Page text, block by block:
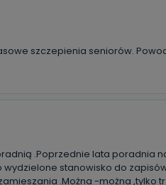
szczepienia seniorów.
.Poprzednie lata poradnia
wydzielone stanowisko do
.Można -można ,tylko